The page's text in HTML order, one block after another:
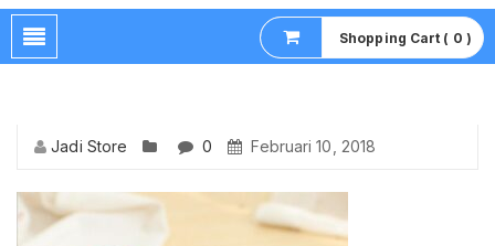
Shopping Cart ( 0 )
Jadi Store 0 Februari 10, 2018